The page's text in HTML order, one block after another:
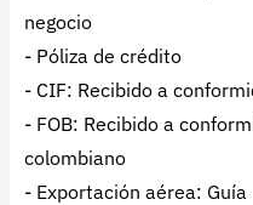
negocio
- Póliza de crédito
- CIF: Recibido a
- FOB: Recibido a
colombiano
- Exportación aérea: Guía